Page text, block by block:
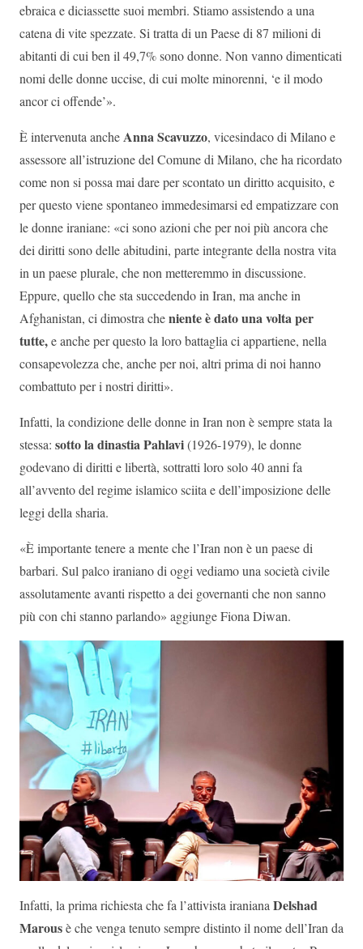
ebraica e diciassette suoi membri. Stiamo assistendo a una
catena di vite spezzate. Si tratta di un Paese di 87 milioni di
abitanti di cui ben il 49,7% sono donne. Non vanno dimenticati
nomi delle donne uccise, di cui molte minorenni, ‘e il modo
ancor ci offende’».
È intervenuta ancheAnna Scavuzzo, vicesindaco di Milano e
assessore all’istruzione del Comune di Milano, che ha ricordato
come non si possa mai dare per scontato un diritto acquisito, e
per questo viene spontaneo immedesimarsi ed empatizzare con
le donne iraniane: «ci sono azioni che per noi più ancora che
dei diritti sono delle abitudini, parte integrante della nostra vita
in un paese plurale, che non metteremmo in discussione.
Eppure, quello che sta succedendo in Iran, ma anche in
Afghanistan, ci dimostra cheniente è dato una volta per
tutte,e anche per questo la loro battaglia ci appartiene, nella
consapevolezza che, anche per noi, altri prima di noi hanno
combattuto per i nostri diritti».
Infatti, la condizione delle donne in Iran non è sempre stata la
stessa: sotto la dinastia Pahlavi(1926-1979), le donne
godevano di diritti e libertà, sottratti loro solo 40 anni fa
all’avvento del regime islamico sciita e dell’imposizione delle
leggi della sharia.
«È importante tenere a mente che l’Iran non è un paese di
barbari. Sul palco iraniano di oggi vediamo una società civile
assolutamente avanti rispetto a dei governanti che non sanno
più con chi stanno parlando» aggiunge Fiona Diwan.
Infatti, la prima richiesta che fa l’attivista iraniana Delshad
Marousè che venga tenuto sempre distinto il nome dell’Iran da